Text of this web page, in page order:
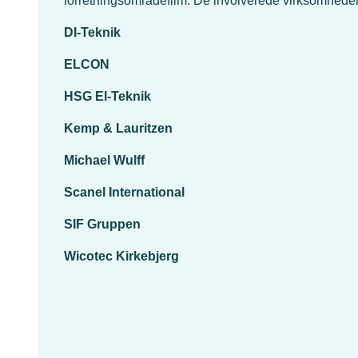
DI-Teknik
ELCON
HSG El-Teknik
Kemp & Lauritzen
Michael Wulff
Scanel International
SIF Gruppen
Wicotec Kirkebjerg